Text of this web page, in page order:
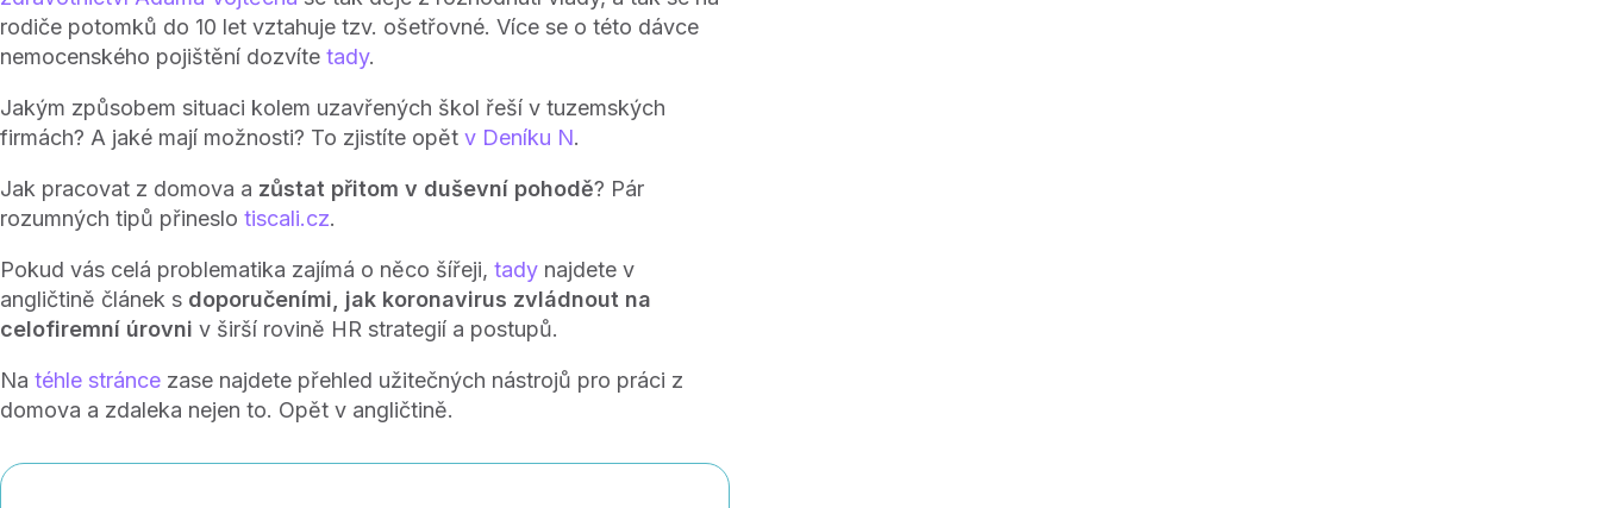
rodiče potomků do 10 let vztahuje tzv. ošetřovné. Více se o této dávce
nemocenského pojištění dozvíte tady.
Jakým způsobem situaci kolem uzavřených škol řeší v tuzemských
firmách? A jaké mají možnosti? To zjistíte opět v Deníku N.
Jak pracovat z domova a zůstat přitom v duševní pohodě? Pár
rozumných tipů přineslo tiscali.cz.
Pokud vás celá problematika zajímá o něco šířeji, tady najdete v
angličtině článek s doporučeními, jak koronavirus zvládnout na
celofiremní úrovni v širší rovině HR strategií a postupů.
Na téhle stránce zase najdete přehled užitečných nástrojů pro práci z
domova a zdaleka nejen to. Opět v angličtině.